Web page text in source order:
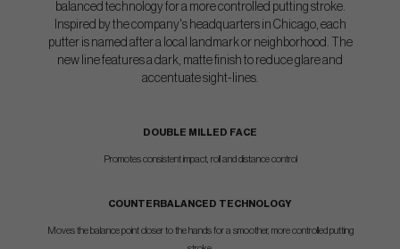
balanced technology for a more controlled putting stroke.
Inspired by the company's headquarters in Chicago, each
putter is named after a local landmark or neighborhood. The
new line features a dark, matte finish to reduce glare and
accentuate sight-lines.
DOUBLE MILLED FACE
Promotes consistent impact, roll and distance control
COUNTERBALANCED TECHNOLOGY
Moves the balance point closer to the hands for a smoother, more controlled putting